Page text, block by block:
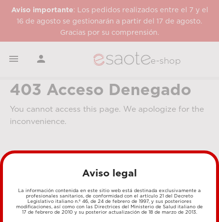
Aviso importante: Los pedidos realizados entre el 7 y el
16 de agosto se gestionarán a partir del 17 de agosto.
Gracias por su comprensión.
  e-shop
403 Acceso Denegado
You cannot access this page. We apologize for the
inconvenience.
MÉTODOS DE PAGO
Aviso legal
La información contenida en este sitio web está destinada exclusivamente a
profesionales sanitarios, de conformidad con el artículo 21 del Decreto
Legislativo italiano n.º 46, de 24 de febrero de 1997, y sus posteriores
modificaciones, así como con las Directrices del Ministerio de Salud italiano de
17 de febrero de 2010 y su posterior actualización de 18 de marzo de 2013.